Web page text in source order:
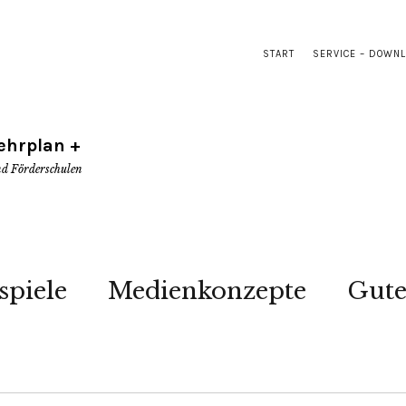
START SERVICE –
+
Förderschulen
Medienkonzepte